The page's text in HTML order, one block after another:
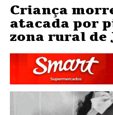
Criança
atacada por
zona rural de